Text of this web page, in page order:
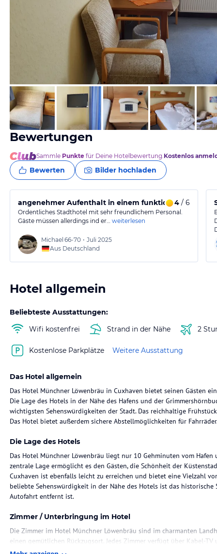
von Claudia, August 2018
Bewertungen
Sammle Punkte für Deine Hotelbewertung.Kostenlos
Bewerten Bilder hochladen
angenehmer Aufenthalt in einem funktionalen Hotel
4 / 6
Ordentliches Stadthotel mit sehr freundlichem Personal.
Gäste müssen allerdings ind er… weiterlesen
Michael 66-70 • Juli 2025
Aus Deutschland
Hotel allgemein
Beliebteste Ausstattungen:
Wifi kostenfrei
Strand in der Nähe 2
Kostenlose Parkplätze Weitere Ausstattung
Das Hotel allgemein
Das Hotel Münchner Löwenbräu in Cuxhaven bietet seinen Gästen
Die Lage des Hotels in der Nähe des Hafens und der
wichtigsten Sehenswürdigkeiten der Stadt. Das reichhaltige
Das Hotel bietet außerdem sichere Abstellmöglichkeiten für
Die Lage des Hotels
Das Hotel Münchner Löwenbräu liegt nur 10 Gehminuten vom
zentrale Lage ermöglicht es den Gästen, die Schönheit der
Cuxhaven ist ebenfalls leicht zu erreichen und bietet eine Vielzahl
beliebte Sehenswürdigkeit in der Nähe des Hotels ist das
Autofahrt entfernt ist.
Zimmer / Unterbringung im Hotel
Die Zimmer im Hotel Münchner Löwenbräu sind im charmanten
einen gemütlichen Rückzugsort. Jedes Zimmer verfügt über Kabel-
verfügen auch über einen Balkon, von dem aus man die frische